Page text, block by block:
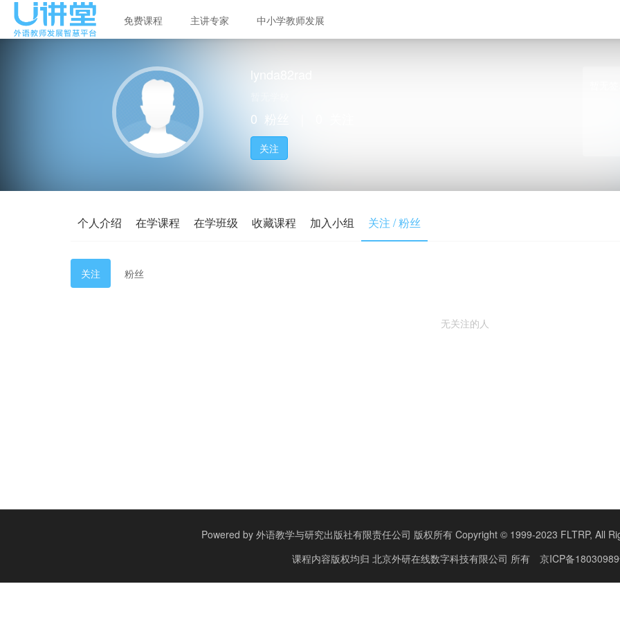
免费课程 主讲专家 中小学教师发展
lynda82rad
0 粉丝
关注
个人介绍 在学课程 在学班级 收藏课程 加入小组 关注 / 粉丝
关注 粉丝
无关注的人
Powered by 外语教学与研究出版社有限责任公司 版权所有 Copyright © 1999-2023 FLTRP, All
课程内容版权均归 北京外研在线数字科技有限公司 所有 京ICP备